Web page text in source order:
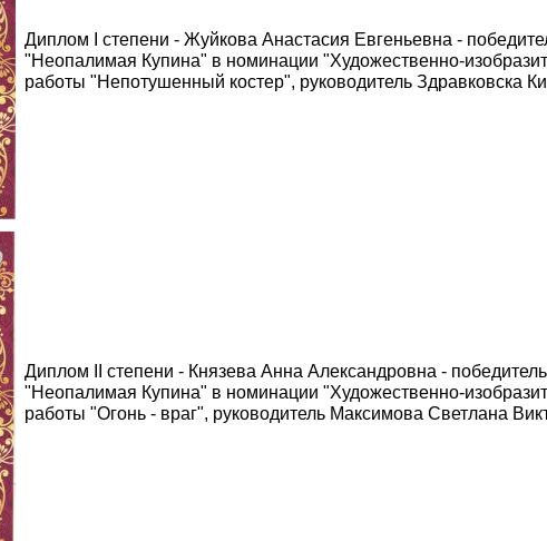
Диплом I степени - Жуйкова Анастасия Евгеньевна -
"Неопалимая Купина" в номинации "Художественно-
работы "Непотушенный костер", руководитель Здравковска
Диплом II степени - Князева Анна Александровна - победитель
"Неопалимая Купина" в номинации "Художественно-
работы "Огонь - враг", руководитель Максимова Светлана